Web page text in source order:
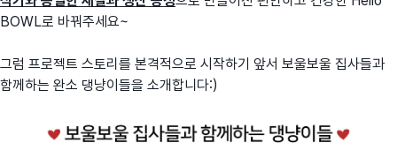
BOWL로 바꿔주세요~
그럼 프로젝트 스토리를 본격적으로 시작하기 앞서 보울보울 집사들과
함께하는 완소 댕냥이들을 소개합니다:)